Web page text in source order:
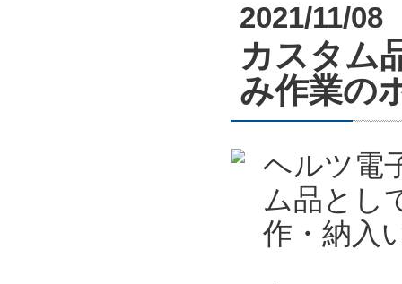
2021/11/08
カスタム
み作業の
ヘルツ電
ム品とし
作・納入